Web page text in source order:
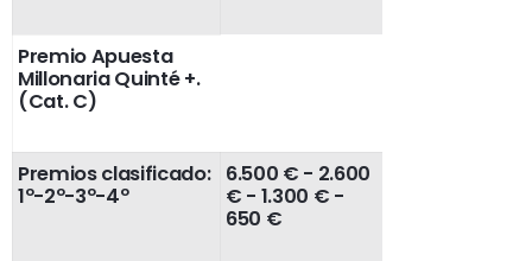
Premio Apuesta
Millonaria Quinté +.
(Cat. C)
Premios clasificado:
1º-2º-3º-4º
6.500 € - 2.600
€ - 1.300 € -
650 €